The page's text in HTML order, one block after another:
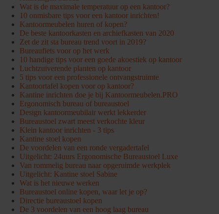
Wat is de maximale temperatuur op een kantoor?
10 onmisbare tips voor een kantoor inrichten!
Kantoormeubelen huren of kopen?
De beste kantoorkasten en archiefkasten van 2020
Zet de zit sta bureau trend voort in 2019?
Bureaufiets voor op het werk
10 handige tips voor een goede akoestiek op kantoor
Luchtzuiverende planten op kantoor
5 tips voor een professionele ontvangstruimte
Kantoortafel kopen voor op kantoor?
Kantine inrichten doe je bij Kantoormeubelen.PRO
Ergonomisch bureau of bureaustoel
Design kantoormeubilair werkt lekkerder
Bureaustoel zwart meest verkochte kleur
Klein kantoor inrichten - 3 tips
Kantine stoel kopen
De voordelen van een ronde vergadertafel
Uitgelicht: 24uurs Ergonomische Bureaustoel Luxe
Van rommelig bureau naar opgeruimde werkplek
Uitgelicht: Kantine stoel Sabine
Wat is het nieuwe werken
Bureaustoel online kopen, waar let je op?
Directie bureaustoel kopen
De 3 voordelen van een hoog laag bureau